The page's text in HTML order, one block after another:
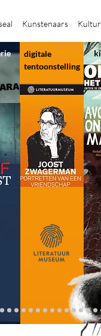
Kunstenaars Kultur
digitale
tentoonstelling